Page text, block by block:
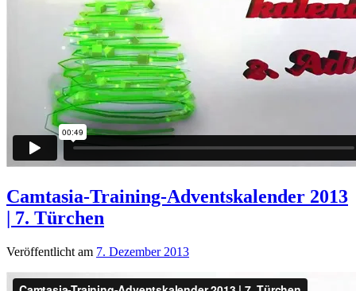
Camtasia-Training-Adventskalender 2013
| 7. Türchen
Veröffentlicht am 7. Dezember 2013